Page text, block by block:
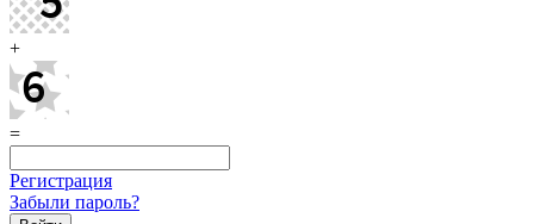
+
=
Регистрация
Забыли пароль?